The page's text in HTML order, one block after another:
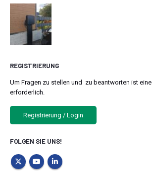
REGISTRIERUNG
Um Fragen zu stellen und zu beantworten ist eine
erforderlich.
Registrierung / Login
FOLGEN SIE UNS!